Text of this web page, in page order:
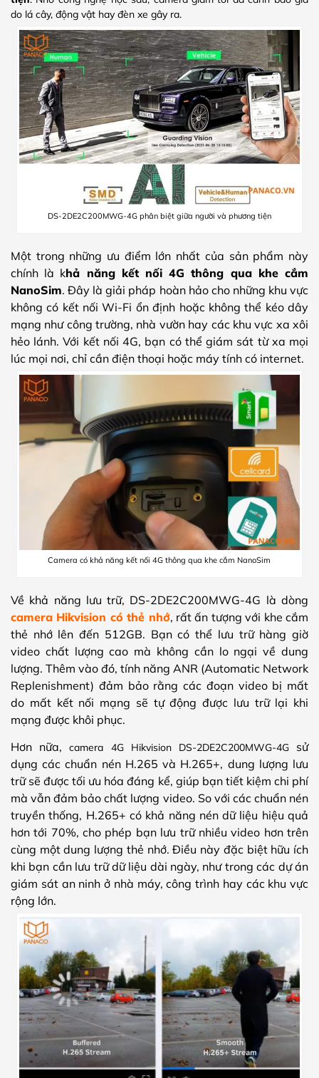
do lá cây, động vật hay đèn xe gây ra.
DS-2DE2C200MWG-4G phân biệt giữa người và phương tiện
Một trong những ưu điểm lớn nhất của sản phẩm này
chính là khả năng kết nối 4G thông qua khe cắm
NanoSim. Đây là giải pháp hoàn hảo cho những khu vực
không có kết nối Wi-Fi ổn định hoặc không thể kéo dây
mạng như công trường, nhà vườn hay các khu vực xa xôi
hẻo lánh. Với kết nối 4G, bạn có thể giám sát từ xa mọi
lúc mọi nơi, chỉ cần điện thoại hoặc máy tính có internet.
Camera có khả năng kết nối 4G thông qua khe cắm NanoSim
Về khả năng lưu trữ, DS-2DE2C200MWG-4G là dòng
camera Hikvision có thẻ nhớ, rất ấn tượng với khe cắm
thẻ nhớ lên đến 512GB. Bạn có thể lưu trữ hàng giờ
video chất lượng cao mà không cần lo ngại về dung
lượng. Thêm vào đó, tính năng ANR (Automatic Network
Replenishment) đảm bảo rằng các đoạn video bị mất
do mất kết nối mạng sẽ tự động được lưu trữ lại khi
mạng được khôi phục.
Hơn nữa, camera 4G Hikvision DS-2DE2C200MWG-4G sử
dụng các chuẩn nén H.265 và H.265+, dung lượng lưu
trữ sẽ được tối ưu hóa đáng kể, giúp bạn tiết kiệm chi phí
mà vẫn đảm bảo chất lượng video. So với các chuẩn nén
truyền thống, H.265+ có khả năng nén dữ liệu hiệu quả
hơn tới 70%, cho phép bạn lưu trữ nhiều video hơn trên
cùng một dung lượng thẻ nhớ. Điều này đặc biệt hữu ích
khi bạn cần lưu trữ dữ liệu dài ngày, như trong các dự án
giám sát an ninh ở nhà máy, công trình hay các khu vực
rộng lớn.